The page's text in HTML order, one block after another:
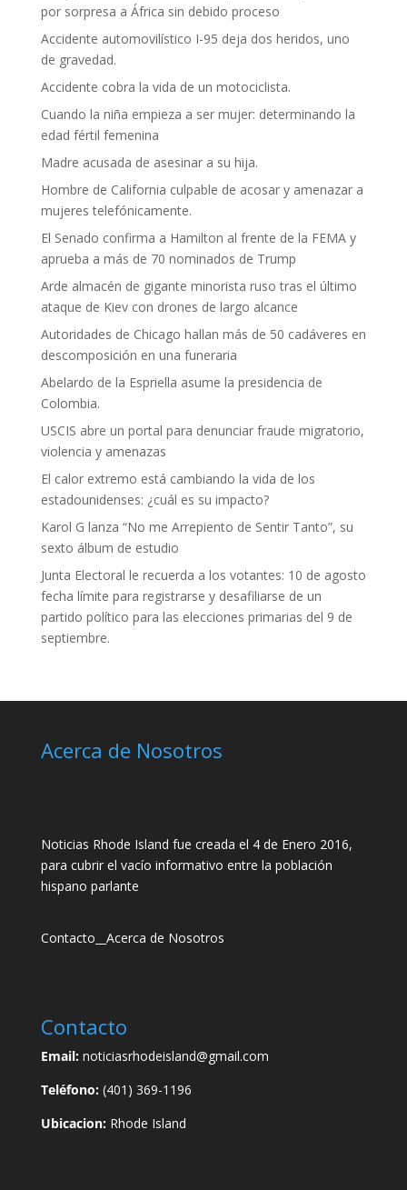
por sorpresa a África sin debido proceso
Accidente automovilístico I-95 deja dos heridos, uno
de gravedad.
Accidente cobra la vida de un motociclista.
Cuando la niña empieza a ser mujer: determinando la
edad fértil femenina
Madre acusada de asesinar a su hija.
Hombre de California culpable de acosar y amenazar a
mujeres telefónicamente.
El Senado confirma a Hamilton al frente de la FEMA y
aprueba a más de 70 nominados de Trump
Arde almacén de gigante minorista ruso tras el último
ataque de Kiev con drones de largo alcance
Autoridades de Chicago hallan más de 50 cadáveres en
descomposición en una funeraria
Abelardo de la Espriella asume la presidencia de
Colombia.
USCIS abre un portal para denunciar fraude migratorio,
violencia y amenazas
El calor extremo está cambiando la vida de los
estadounidenses: ¿cuál es su impacto?
Karol G lanza “No me Arrepiento de Sentir Tanto”, su
sexto álbum de estudio
Junta Electoral le recuerda a los votantes: 10 de agosto
fecha límite para registrarse y desafiliarse de un
partido político para las elecciones primarias del 9 de
septiembre.
Acerca de Nosotros
Noticias Rhode Island fue creada el 4 de Enero 2016,
para cubrir el vacío informativo entre la población
hispano parlante
Contacto Acerca de Nosotros
Contacto
Email:noticiasrhodeisland@gmail.com
Teléfono:(401) 369-1196
Ubicacion:Rhode Island